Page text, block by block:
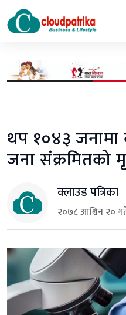
थप १०४३ जनामा
जना संक्रमितको
क्लाउड पत्रिका
२०७८ आश्विन २०